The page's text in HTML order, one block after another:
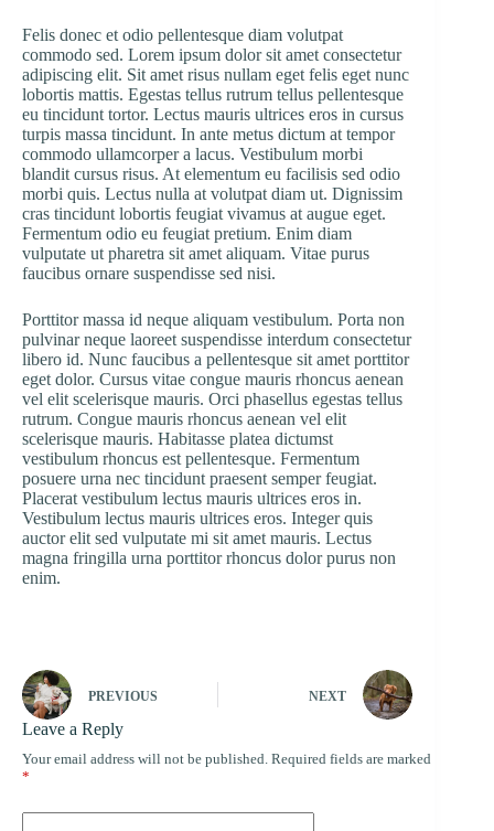
Felis donec et odio pellentesque diam volutpat
commodo sed. Lorem ipsum dolor sit amet consectetur
adipiscing elit. Sit amet risus nullam eget felis eget nunc
lobortis mattis. Egestas tellus rutrum tellus pellentesque
eu tincidunt tortor. Lectus mauris ultrices eros in cursus
turpis massa tincidunt. In ante metus dictum at tempor
commodo ullamcorper a lacus. Vestibulum morbi
blandit cursus risus. At elementum eu facilisis sed odio
morbi quis. Lectus nulla at volutpat diam ut. Dignissim
cras tincidunt lobortis feugiat vivamus at augue eget.
Fermentum odio eu feugiat pretium. Enim diam
vulputate ut pharetra sit amet aliquam. Vitae purus
faucibus ornare suspendisse sed nisi.
Porttitor massa id neque aliquam vestibulum. Porta non
pulvinar neque laoreet suspendisse interdum consectetur
libero id. Nunc faucibus a pellentesque sit amet porttitor
eget dolor. Cursus vitae congue mauris rhoncus aenean
vel elit scelerisque mauris. Orci phasellus egestas tellus
rutrum. Congue mauris rhoncus aenean vel elit
scelerisque mauris. Habitasse platea dictumst
vestibulum rhoncus est pellentesque. Fermentum
posuere urna nec tincidunt praesent semper feugiat.
Placerat vestibulum lectus mauris ultrices eros in.
Vestibulum lectus mauris ultrices eros. Integer quis
auctor elit sed vulputate mi sit amet mauris. Lectus
magna fringilla urna porttitor rhoncus dolor purus non
enim.
PREVIOUS NEXT
Leave a Reply
Your email address will not be published. Required fields are marked
*